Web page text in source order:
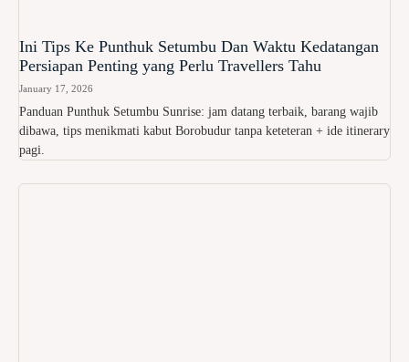
Ini Tips Ke Punthuk Setumbu Dan Waktu Kedatangan
Persiapan Penting yang Perlu Travellers Tahu
January 17, 2026
Panduan Punthuk Setumbu Sunrise: jam datang terbaik, barang wajib
dibawa, tips menikmati kabut Borobudur tanpa keteteran + ide itinerary
pagi.